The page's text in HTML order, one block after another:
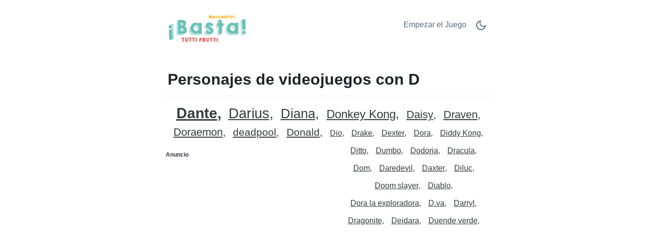
Empezar el Juego
Personajes de videojuegos con D
Dante Darius Diana Donkey Kong Daisy
Draven
Doraemon
deadpool Donald Dio Drake Dexter Dora Diddy Kong
Ditto
Anuncio Dumbo Dodoria Dracula
Dom Daredevil Daxter Diluc
Doom slayer Diablo
Dora la exploradora D.va Darryl
Dragonite Deidara Duende verde